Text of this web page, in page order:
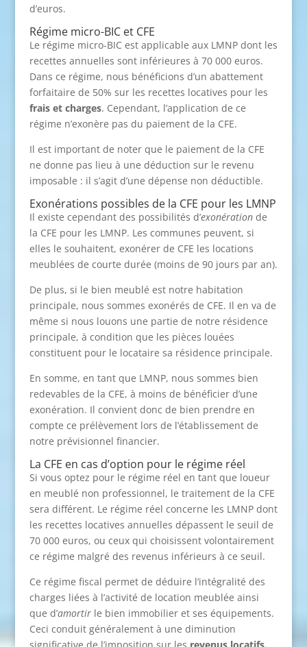
d’euros.
Régime micro-BIC et CFE
Le régime micro-BIC est applicable aux LMNP dont les
recettes annuelles sont inférieures à 70 000 euros.
Dans ce régime, nous bénéficions d’un abattement
forfaitaire de 50% sur les recettes locatives pour les
frais et charges. Cependant, l’application de ce
régime n’exonère pas du paiement de la CFE.
Il est important de noter que le paiement de la CFE
ne donne pas lieu à une déduction sur le revenu
imposable : il s’agit d’une dépense non déductible.
Exonérations possibles de la CFE pour les LMNP
Il existe cependant des possibilités d’exonérationde
la CFE pour les LMNP. Les communes peuvent, si
elles le souhaitent, exonérer de CFE les locations
meublées de courte durée (moins de 90 jours par an).
De plus, si le bien meublé est notre habitation
principale, nous sommes exonérés de CFE. Il en va de
même si nous louons une partie de notre résidence
principale, à condition que les pièces louées
constituent pour le locataire sa résidence principale.
En somme, en tant que LMNP, nous sommes bien
redevables de la CFE, à moins de bénéficier d’une
exonération. Il convient donc de bien prendre en
compte ce prélèvement lors de l’établissement de
notre prévisionnel financier.
La CFE en cas d’option pour le régime réel
Si vous optez pour le régime réel en tant que loueur
en meublé non professionnel, le traitement de la CFE
sera différent. Le régime réel concerne les LMNP dont
les recettes locatives annuelles dépassent le seuil de
70 000 euros, ou ceux qui choisissent volontairement
ce régime malgré des revenus inférieurs à ce seuil.
Ce régime fiscal permet de déduire l’intégralité des
charges liées à l’activité de location meublée ainsi
que d’amortir le bien immobilier et ses équipements.
Ceci conduit généralement à une diminution